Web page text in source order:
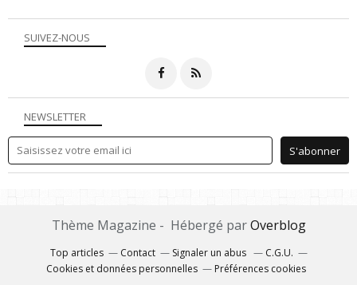
NEWSLETTER
SUIVEZ-NOUS
Thème Magazine - Hébergé parOverblog
Top articles Contact Signaler un abus
C.G.U.
Cookies et données personnelles
Préférences cookies